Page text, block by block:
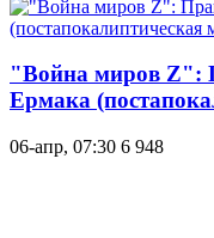
"Война миров Z":
Ермака
06-апр, 07:30 6 948